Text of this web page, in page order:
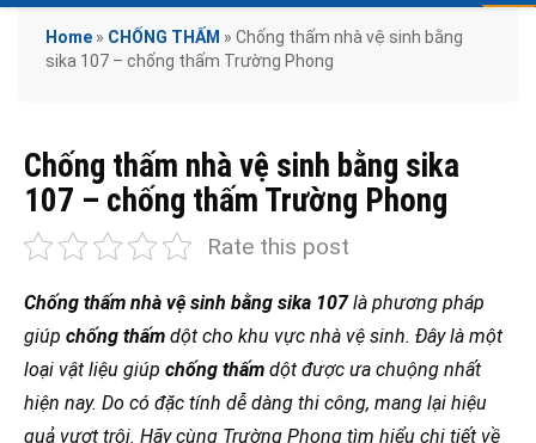
Home » CHỐNG THẤM » Chống thấm nhà vệ sinh bằng
sika 107 – chống thấm Trường Phong
Chống thấm nhà vệ sinh bằng sika
107 – chống thấm Trường Phong
Rate this post
Chống thấm nhà vệ sinh bằng sika 107là phương pháp
giúp chống thấm dột cho khu vực nhà vệ sinh. Đây là một
loại vật liệu giúp chống thấm dột được ưa chuộng nhất
hiện nay. Do có đặc tính dễ dàng thi công, mang lại hiệu
quả vượt trội. Hãy cùng Trường Phong tìm hiểu chi tiết về